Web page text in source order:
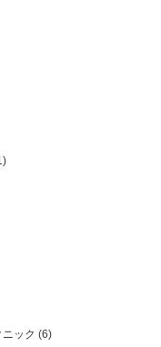
ック (6)